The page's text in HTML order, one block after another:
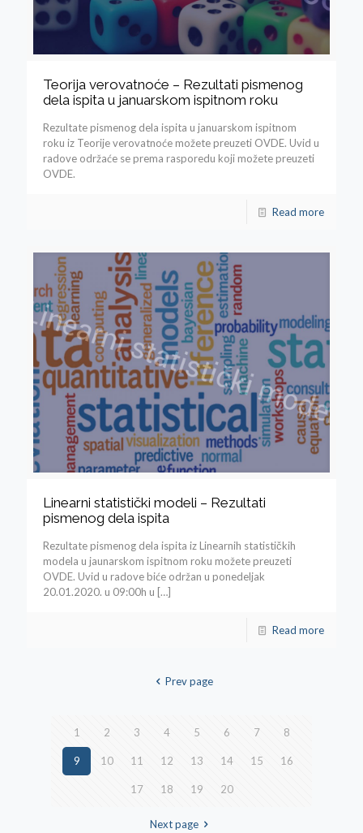
Teorija verovatnoće – Rezultati pismenog
dela ispita u januarskom ispitnom roku
Rezultate pismenog dela ispita u januarskom ispitnom
roku iz Teorije verovatnoće možete preuzeti OVDE. Uvid u
radove održaće se prema rasporedu koji možete preuzeti
OVDE.
Read more
Linearni statistički modeli – Rezultati
pismenog dela ispita
Rezultate pismenog dela ispita iz Linearnih statističkih
modela u jaunarskom ispitnom roku možete preuzeti
OVDE. Uvid u radove biće održan u ponedeljak
20.01.2020. u 09:00h u […]
Read more
Prev page
1 2 3 4 5 6 7 8
9 10 11 12 13 14 15 16
17 18 19 20
Next page